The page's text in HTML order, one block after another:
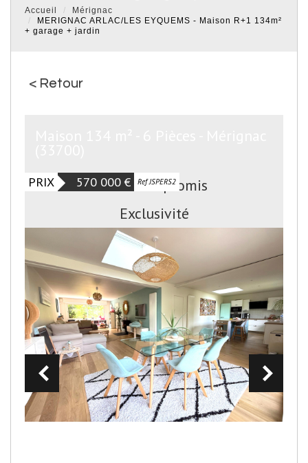
Accueil
Mérignac
MERIGNAC ARLAC/LES EYQUEMS - Maison R+1 134m²
+ garage + jardin
< Retour
PRIX 570 000 € Ref JSPERS2
Sous Compromis
Exclusivité